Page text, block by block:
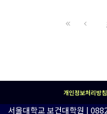
개인정보처리방침
서울대학교 보건대학원 |